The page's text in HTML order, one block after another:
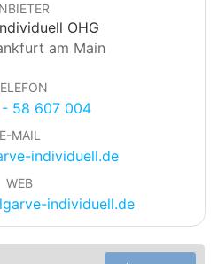
OHG
am Main
58 607 004
E-MAIL
individuell.de
WEB
individuell.de